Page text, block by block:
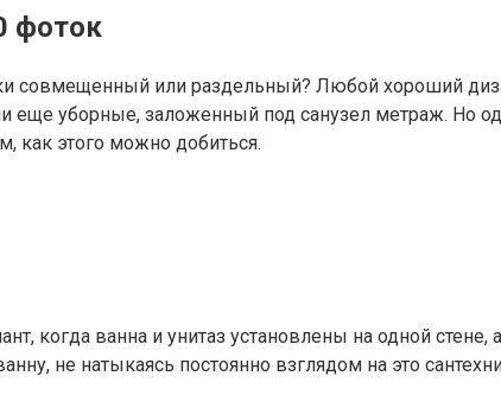
фоток
совмещенный или раздельный? Любой хороший
еще уборные, заложенный под санузел метраж. Но
как этого можно добиться.
когда ванна и унитаз установлены на одной стене,
не натыкаясь постоянно взглядом на это